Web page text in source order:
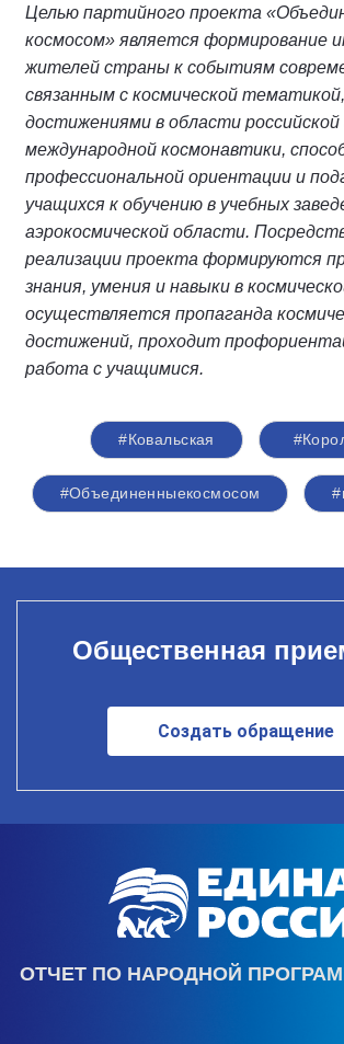
Целью партийного проекта
космосом» является формирование
жителей страны к событиям
связанным с космической тематикой,
достижениями в области российской
международной космонавтики,
профессиональной ориентации и
учащихся к обучению в учебных
аэрокосмической области.
реализации проекта формируются
знания, умения и навыки в
осуществляется пропаганда
достижений, проходит
работа с учащимися.
#Ковальская
#Объединенныекосмосом
Общественная
Создать обращение
ОТЧЕТ ПО НАРОДНОЙ